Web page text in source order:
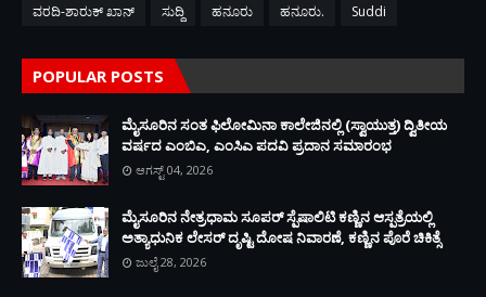
ವರದಿ-ಶಾರುಕ್ ಖಾನ್
ಸುದ್ದಿ ಹನೂರು ಹನೂರು. Suddi
POPULAR POSTS
ಮೈಸೂರಿನ ಸಂತ ಫಿಲೋಮಿನಾ ಕಾಲೇಜಿನಲ್ಲಿ (ಸ್ವಾಯುತ್ತ) ದ್ವಿತೀಯ
ವರ್ಷದ ಎಂಬಿಎ, ಎಂಸಿಎ ಪದವಿ ಪ್ರದಾನ ಸಮಾರಂಭ
ಆಗಸ್ಟ್ 04, 2026
ಮೈಸೂರಿನ ನೇತ್ರಧಾಮ ಸೂಪರ್ ಸ್ಪೆಷಾಲಿಟಿ ಕಣ್ಣಿನ ಆಸ್ಪತ್ರೆಯಲ್ಲಿ
ಅತ್ಯಾಧುನಿಕ ಲೇಸರ್ ದೃಷ್ಟಿ ದೋಷ ನಿವಾರಣೆ, ಕಣ್ಣಿನ ಪೊರೆ ಚಿಕಿತ್ಸೆ
ಜುಲೈ 28, 2026